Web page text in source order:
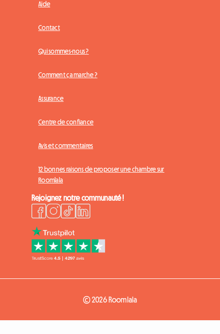
Aide
Contact
Qui sommes-nous ?
Comment ça marche ?
Assurance
Centre de confiance
Avis et commentaires
12 bonnes raisons de proposer une chambre sur
Roomlala
Rejoignez notre communauté !
© 2026 Roomlala